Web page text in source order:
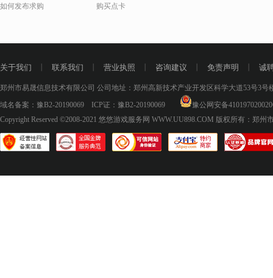
如何发布求购
购买点卡
关于我们 联系我们 营业执照 咨询建议 免责声明 诚
郑州市易晟信息技术有限公司 公司地址：郑州高新技术产业开发区科学大道53号3号
域名备案： 豫B2-20190069 ICP证： 豫B2-20190069
豫公网安备
Copyright Reserved ©2008-2021 悠悠游戏服务网 WWW.UU898.COM 版权所有：郑州